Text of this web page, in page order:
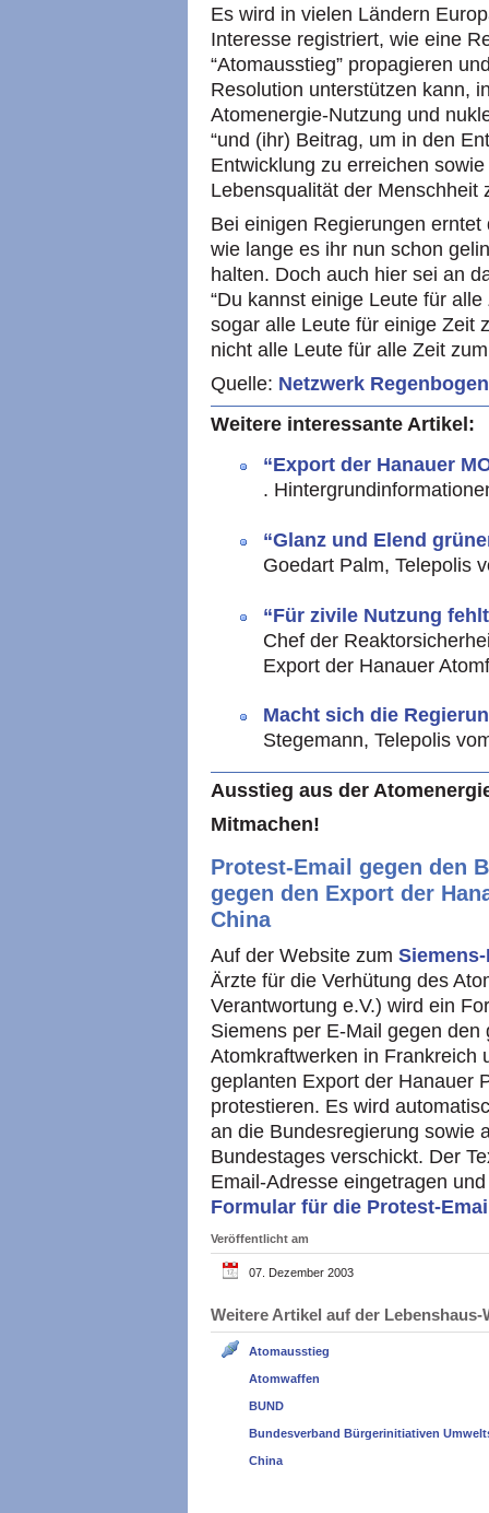
Es wird in vielen Ländern
Interesse registriert, wie eine
“Atomausstieg” propagieren
Resolution unterstützen kann,
Atomenergie-Nutzung und
“und (ihr) Beitrag, um in den
Entwicklung zu erreichen
Lebensqualität der Menschheit
Bei einigen Regierungen
wie lange es ihr nun schon
halten. Doch auch hier sei an
“Du kannst einige Leute für
sogar alle Leute für einige Zeit
nicht alle Leute für alle Zeit
Quelle: Netzwerk Regenbogen
Weitere interessante Artikel:
“Export der Hanauer
.
“Glanz und Elend
Goedart Palm, Telepolis
“Für zivile Nutzung
Chef der
Export der Hanauer
Macht sich die
Stegemann, Telepolis
Ausstieg aus der
Mitmachen!
Protest-Email gegen den
gegen den Export der
China
Auf der Website zum
Ärzte für die Verhütung des
Verantwortung e.V.) wird ein
Siemens per E-Mail gegen
Atomkraftwerken in Frankreich
geplanten Export der Hanauer
protestieren. Es wird
an die Bundesregierung sowie
Bundestages verschickt. Der
Email-Adresse eingetragen
Formular für die Protest-
Veröffentlicht am
07. Dezember 2003
Weitere Artikel auf der
Atomausstieg
Atomwaffen
BUND
Bundesverband Bürgerinitiativen
China